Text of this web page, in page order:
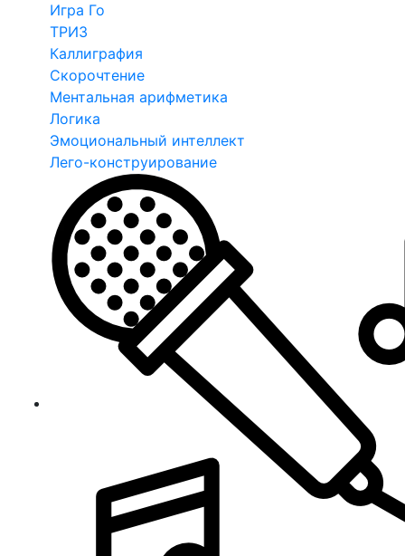
Игра Го
ТРИЗ
Каллиграфия
Скорочтение
Ментальная арифметика
Логика
Эмоциональный интеллект
Лего-конструирование